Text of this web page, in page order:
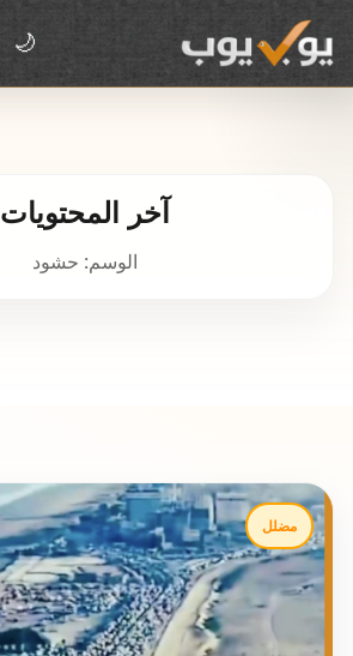
🌙
آخر المحتويات
الوسم: حشود
مضلل